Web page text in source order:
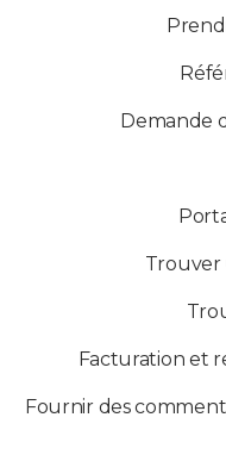
Demande
Trouver
Facturation et
Fournir des